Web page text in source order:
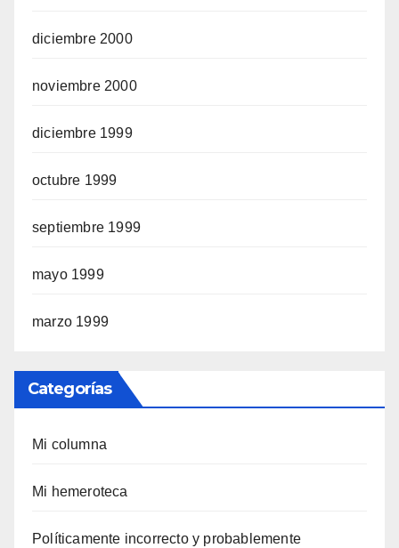
diciembre 2000
noviembre 2000
diciembre 1999
octubre 1999
septiembre 1999
mayo 1999
marzo 1999
Categorías
Mi columna
Mi hemeroteca
Polí­ticamente incorrecto y probablemente